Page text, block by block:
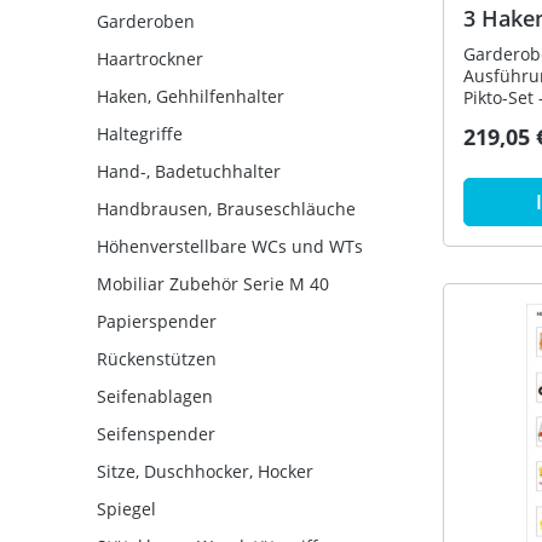
Garderoben
Haartrockner
Haken, Gehhilfenhalter
Haltegriffe
Hand-, Badetuchhalter
Handbrausen, Brauseschläuche
Höhenverstellbare WCs und WTs
Mobiliar Zubehör Serie M 40
Papierspender
Rückenstützen
Seifenablagen
Seifenspender
Sitze, Duschhocker, Hocker
Spiegel
3
links
Pikto-
gerades
und aus
Nase
in HEWI
mit
98
Höhe
219,05